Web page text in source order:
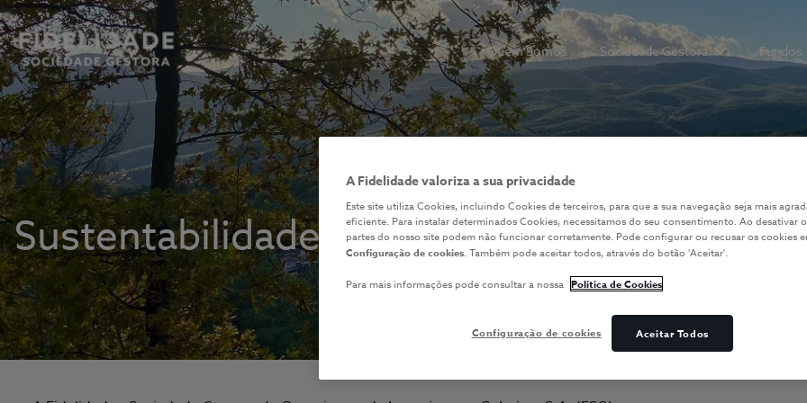
Quem Somos Sociedade GestoraShow Fundos
Sustentabilidade
A Fidelidade valoriza a sua privacidade
Este site utiliza Cookies, incluindo Cookies de terceiros, para que a sua navegação seja mais
eficiente. Para instalar determinados Cookies, necessitamos do seu consentimento. Ao desativar
partes do nosso site podem não funcionar corretamente. Pode configurar ou recusar os cookies
Configuração de cookies. Também pode aceitar todos, através do botão 'Aceitar'.
Para mais informações pode consultar a nossa Política de Cookies
Aceitar Todos
Configuração de cookies